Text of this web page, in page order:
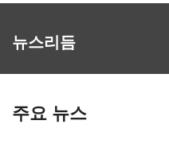
뉴스리듬
주요 뉴스